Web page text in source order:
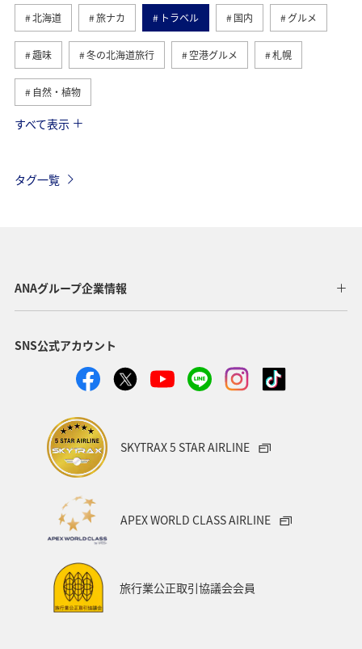
北海道 旅ナカ トラベル 国内 グルメ
趣味 冬の北海道旅行 空港グルメ 札幌
自然・植物
釧路
すべて表示
タグ一覧
ANAグループ企業情報
SNS公式アカウント
SKYTRAX 5 STAR AIRLINE
APEX WORLD CLASS AIRLINE
旅行業公正取引協議会会員